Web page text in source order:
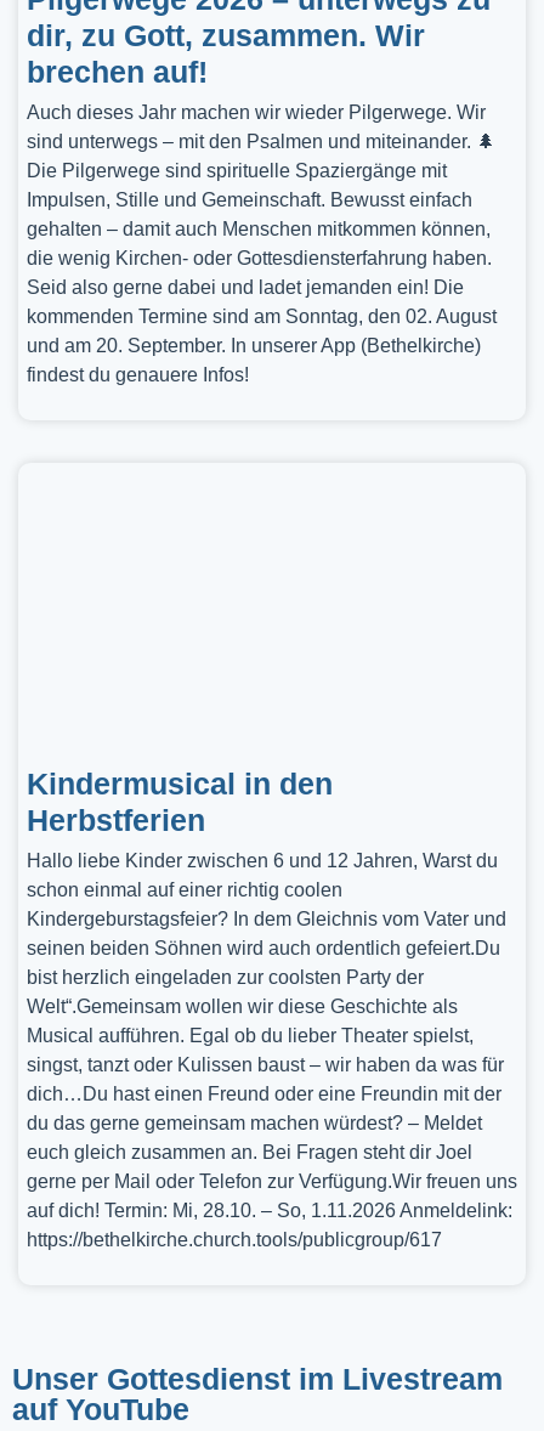
dir, zu Gott, zusammen. Wir
brechen auf!
Auch dieses Jahr machen wir wieder Pilgerwege. Wir
sind unterwegs – mit den Psalmen und miteinander. 🌲
Die Pilgerwege sind spirituelle Spaziergänge mit
Impulsen, Stille und Gemeinschaft. Bewusst einfach
gehalten – damit auch Menschen mitkommen können,
die wenig Kirchen- oder Gottesdiensterfahrung haben.
Seid also gerne dabei und ladet jemanden ein! Die
kommenden Termine sind am Sonntag, den 02. August
und am 20. September. In unserer App (Bethelkirche)
findest du genauere Infos!
Kindermusical in den
Herbstferien
Hallo liebe Kinder zwischen 6 und 12 Jahren, Warst du
schon einmal auf einer richtig coolen
Kindergeburstagsfeier? In dem Gleichnis vom Vater und
seinen beiden Söhnen wird auch ordentlich gefeiert.Du
bist herzlich eingeladen zur coolsten Party der
Welt“.Gemeinsam wollen wir diese Geschichte als
Musical aufführen. Egal ob du lieber Theater spielst,
singst, tanzt oder Kulissen baust – wir haben da was für
dich…Du hast einen Freund oder eine Freundin mit der
du das gerne gemeinsam machen würdest? – Meldet
euch gleich zusammen an. Bei Fragen steht dir Joel
gerne per Mail oder Telefon zur Verfügung.Wir freuen uns
auf dich! Termin: Mi, 28.10. – So, 1.11.2026 Anmeldelink:
https://bethelkirche.church.tools/publicgroup/617
Unser Gottesdienst im Livestream
auf YouTube